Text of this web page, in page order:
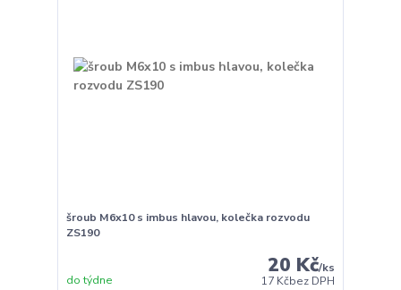
šroub M6x10 s imbus hlavou, kolečka rozvodu
ZS190
20 Kč/ks
17 Kčbez DPH
do týdne